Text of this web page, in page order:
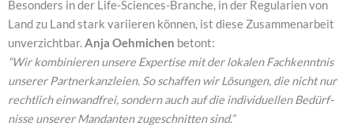
Beson­ders in der Life-Sci­en­ces-Bran­che, in der Regu­la­ri­en von
Land zu Land stark vari­ie­ren kön­nen, ist die­se Zusam­men­ar­beit
unver­zicht­bar.Anja Oeh­mi­chen betont:
“Wir kom­bi­nie­ren unse­re Exper­ti­se mit der loka­len Fach­kennt­nis
unse­rer Part­ner­kanz­lei­en. So schaf­fen wir Lösun­gen, die nicht nur
recht­lich ein­wand­frei, son­dern auch auf die indi­vi­du­el­len Bedürf­
nis­se unse­rer Man­dan­ten zuge­schnit­ten sind.”